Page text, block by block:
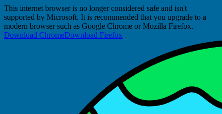
This internet browser is no longer considered safe and isn't
supported by Microsoft. It is recommended that you upgrade to a
modern browser such as Google Chrome or Mozilla Firefox.
Download ChromeDownload Firefox